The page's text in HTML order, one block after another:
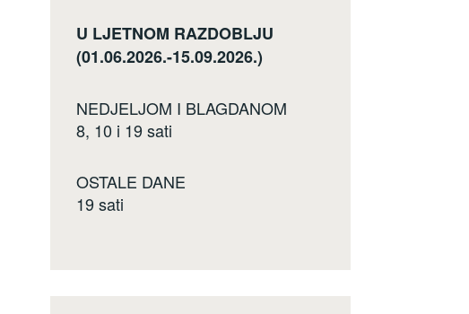
U LJETNOM RAZDOBLJU
(01.06.2026.-15.09.2026.)
NEDJELJOM I BLAGDANOM
8, 10 i 19 sati
OSTALE DANE
19 sati